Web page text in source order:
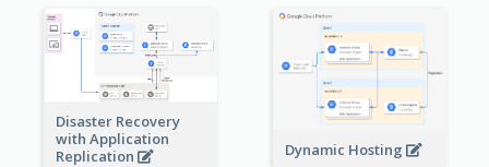
Disaster Recovery
with Application
Replication
Dynamic Hosting